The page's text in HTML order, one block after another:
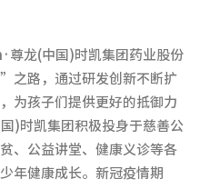
尊龙(中国)时凯集团药业股份
之路，通过研发创新不断扩
为孩子们提供更好的抵御力
)时凯集团积极投身于慈善公
、公益讲堂、健康义诊等各
年健康成长。新冠疫情期